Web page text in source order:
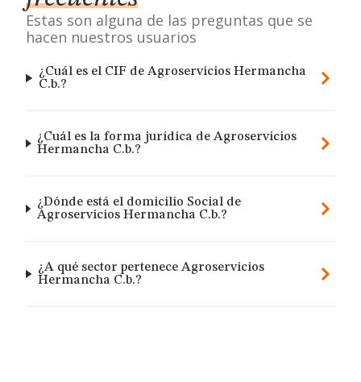
Estas son alguna de las preguntas que se
hacen nuestros usuarios
¿Cuál es el CIF de Agroservicios Hermancha
C.b.?
¿Cuál es la forma jurídica de Agroservicios
Hermancha C.b.?
¿Dónde está el domicilio Social de
Agroservicios Hermancha C.b.?
¿A qué sector pertenece Agroservicios
Hermancha C.b.?